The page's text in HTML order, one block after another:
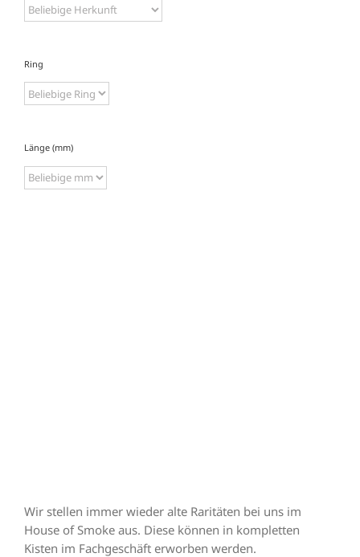
Ring
Länge (mm)
Wir stellen immer wieder alte Raritäten bei uns im
House of Smoke aus. Diese können in kompletten
Kisten im Fachgeschäft erworben werden.